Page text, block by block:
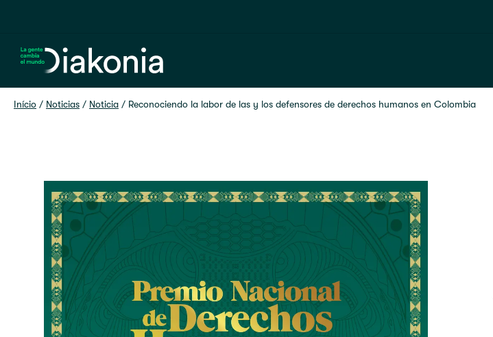
Home
Início / Noticias / Noticia / Reconociendo la labor de las y los defensores de derechos humanos en Colombia